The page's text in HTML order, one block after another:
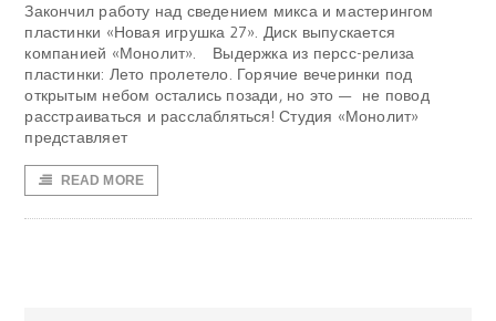
Закончил работу над сведением микса и мастерингом
пластинки «Новая игрушка 27». Диск выпускается
компанией «Монолит». Выдержка из персс-релиза
пластинки: Лето пролетело. Горячие вечеринки под
открытым небом остались позади, но это — не повод
расстраиваться и расслабляться! Студия «Монолит»
представляет
READ MORE